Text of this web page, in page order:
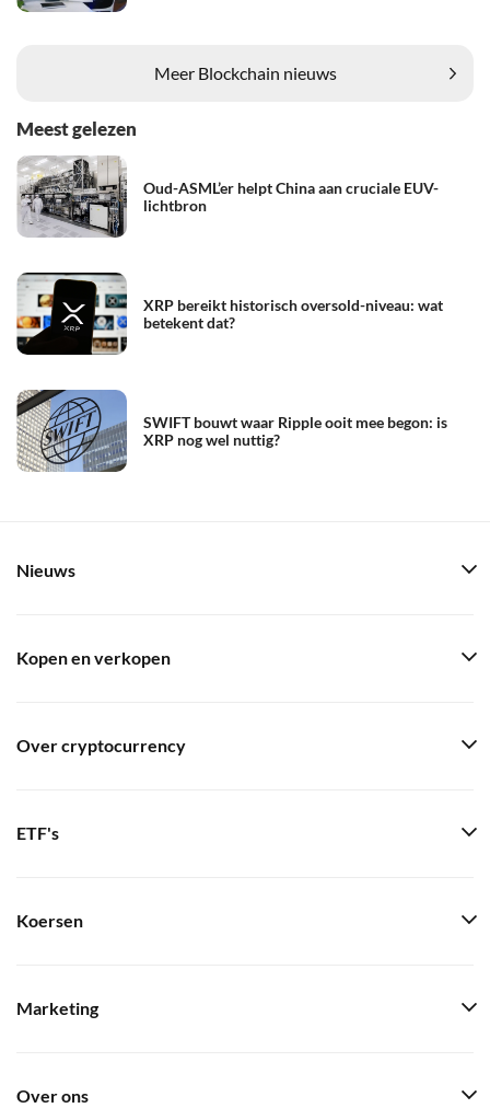
Meer Blockchain nieuws
Meest gelezen
Oud-ASML’er helpt China aan cruciale EUV-
lichtbron
XRP bereikt historisch oversold-niveau: wat
betekent dat?
SWIFT bouwt waar Ripple ooit mee begon: is
XRP nog wel nuttig?
Nieuws
Kopen en verkopen
Over cryptocurrency
ETF's
Koersen
Marketing
Over ons